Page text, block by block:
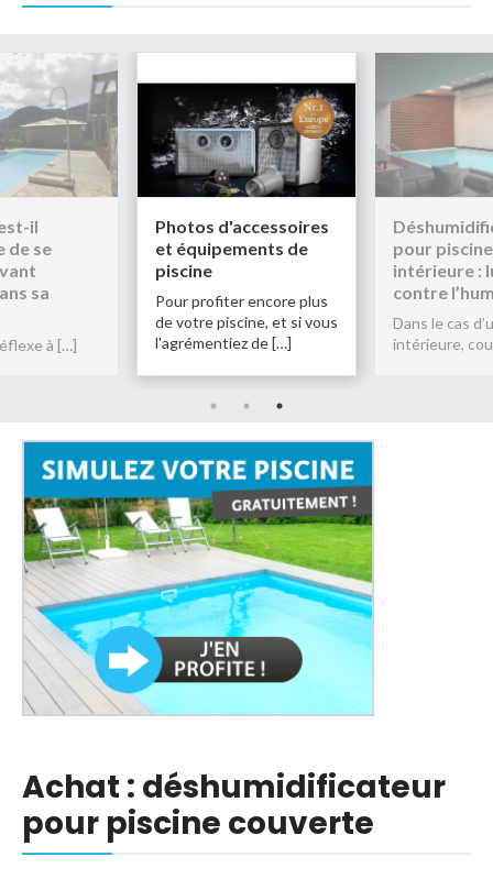
Photos d'accessoires
et équipements de
piscine
Pour profiter encore plus
de votre piscine, et si vous
l'agrémentiez de […]
Déshumidificateur
pour piscine
contre l’humidité
Dans le cas d’une piscine
intérieure, couverte […]
Achat : déshumidificateur
pour piscine couverte